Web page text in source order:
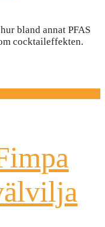
bland annat PFAS
cocktaileffekten.